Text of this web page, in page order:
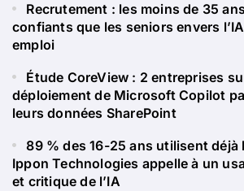
Recrutement : les moins de 35
confiants que les seniors envers
emploi
Étude CoreView : 2 entreprises
déploiement de Microsoft Copilot
leurs données SharePoint
89 % des 16-25 ans utilisent déjà
Ippon Technologies appelle à un
et critique de l’IA